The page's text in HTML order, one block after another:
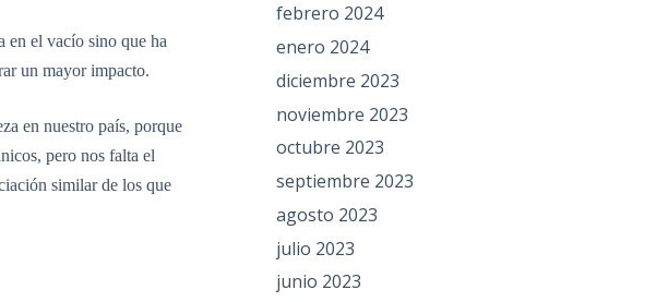
en el vacío sino que ha
un mayor impacto.
en nuestro país, porque
pero nos falta el
similar de los que
febrero 2024
enero 2024
diciembre 2023
noviembre 2023
octubre 2023
septiembre 2023
agosto 2023
julio 2023
junio 2023